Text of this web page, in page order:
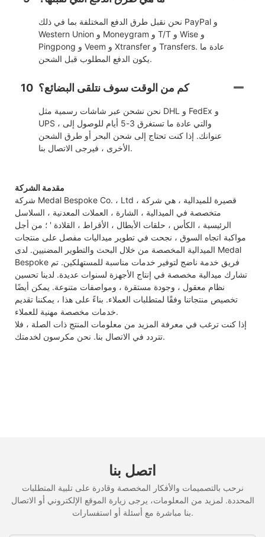
نحن نقبل طرق الدفع المختلفة بما في ذلك PayPal و
Western Union و Moneygram و T/T و Wise و
Pingpong و Veem و Xtransfer و Transfers. عادة ما
يكون الدفع المطلوب قبل الشحن.
10 كم من الوقت سوف نتلقى البضائع؟
نحن نشحن عبر شاشات رسمية مثل DHL و FedEx و
UPS ، والتي عادة ما تستغرق 3-5 أيام للوصول إلى
عنوانك. إذا كنت تحتاج إلى شحن البحر أو طرق الشحن
الأخرى ، فيرجى الاتصال بنا.
مقدمة الشركة
شركة Medal Bespoke Co. ، Ltd ، قصيرة للميدالية ، هي شركة
متخصصة في الميدالية ، الشارة ، العملات المعدنية ، السلاسل
الرئيسية ، الكأس ، حلقات الأبطال ، الأقراط ، القلادة ' ؛ من أجل
مواكبة اتجاه السوق ، نجحت في تطوير ميداليات مفصل على منتجات
الميدالية المخصصة من خلال البحث والتطوير المضنيين. لدى Medal
Bespoke فريق خدمة ناضج لتوفير خدمات مناسبة للمستهلكين. تم
تشارك ميدالية مخصصة في إنتاج الأجهزة لسنوات عديدة. لدينا تحسين
نظام معقول ، وجودة مستقرة ، ومواصفات متنوعة. يمكن أيضًا
تخصيص منتجاتنا وفقًا لمتطلبات العملاء. بناءً على هذا ، يمكننا تقديم
خدمات مخصصة مهنية للعملاء.
إذا كنت ترغب في معرفة المزيد من معلومات المنتج ذات الصلة ، فلا
تتردد في الاتصال بنا. نحن مكرسون لخدمتك.
اتصل بنا
نرحب بالتصميمات والأفكار المخصصة وقادرة على تلبية المتطلبات
المحددة. لمزيد من المعلومات، يرجى زيارة الموقع الإلكتروني أو الاتصال
بنا مباشرة مع أسئلة أو استفسارات.